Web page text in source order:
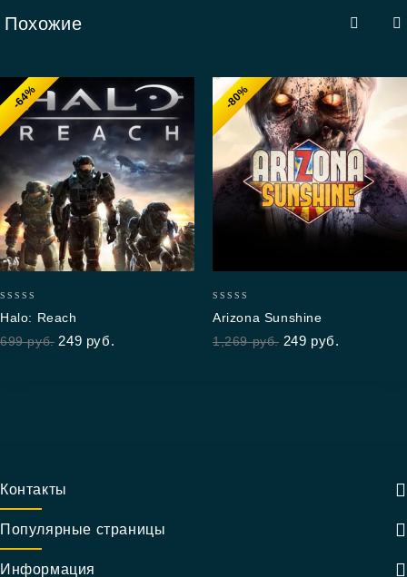
Похожие
-64%
out
of
Halo: Reach
699руб. 249 руб.
-80%
out
of
Arizona Sunshine
1,269руб. 249 руб.
Контакты
Популярные страницы
Информация